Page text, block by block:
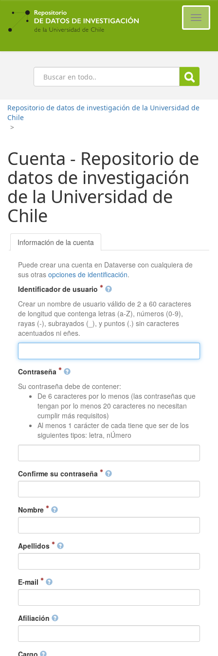
Ir
contenido
principal
Buscar
Repositorio de datos de investigación de la Universidad de
Chile
>
Cuenta - Repositorio de
datos de investigación
de la Universidad de
Chile
Información de la cuenta
Puede crear una cuenta en Dataverse con cualquiera de
sus otrasopciones de identificación.
Identificador de usuario
Crear un nombre de usuario válido de 2 a 60 caracteres
de longitud que contenga letras (a-Z), números (0-9),
rayas (-), subrayados (_), y puntos (.) sin caracteres
acentuados ni eñes.
Contraseña
Su contraseña debe de contener:
De 6 caracteres por lo menos (las contraseñas que
tengan por lo menos 20 caracteres no necesitan
cumplir más requisitos)
Al menos 1 carácter de cada tiene que ser de los
siguientes tipos: letra, nÚmero
Confirme su contraseña
Nombre
Apellidos
E-mail
Afiliación
Cargo